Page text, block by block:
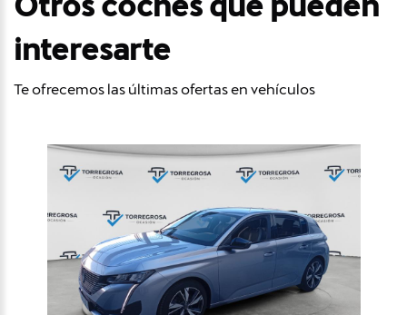
interesarte
Te ofrecemos las últimas ofertas en vehículos